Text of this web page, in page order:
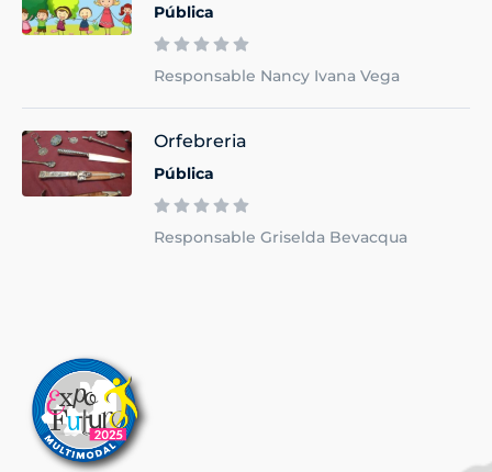
Pública
Responsable Nancy Ivana Vega
Orfebreria
Pública
Responsable Griselda Bevacqua